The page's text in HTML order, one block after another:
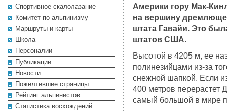
Cпортивное скалолазание
Комитет по альпинизму
Маршруты и карты
Школа
Персоналии
Публикации
Новости
Пожелтевшие страницы
Рейтинг альпинистов
Cтатистика восхождений
Америки гору Мак-
на вершину
штата Гавайи. Это
штатов США.
Высотой в 4205 м, ее
полинезийцами из-за
снежной шапкой. Если
400 метров перерастет
самый большой в мире